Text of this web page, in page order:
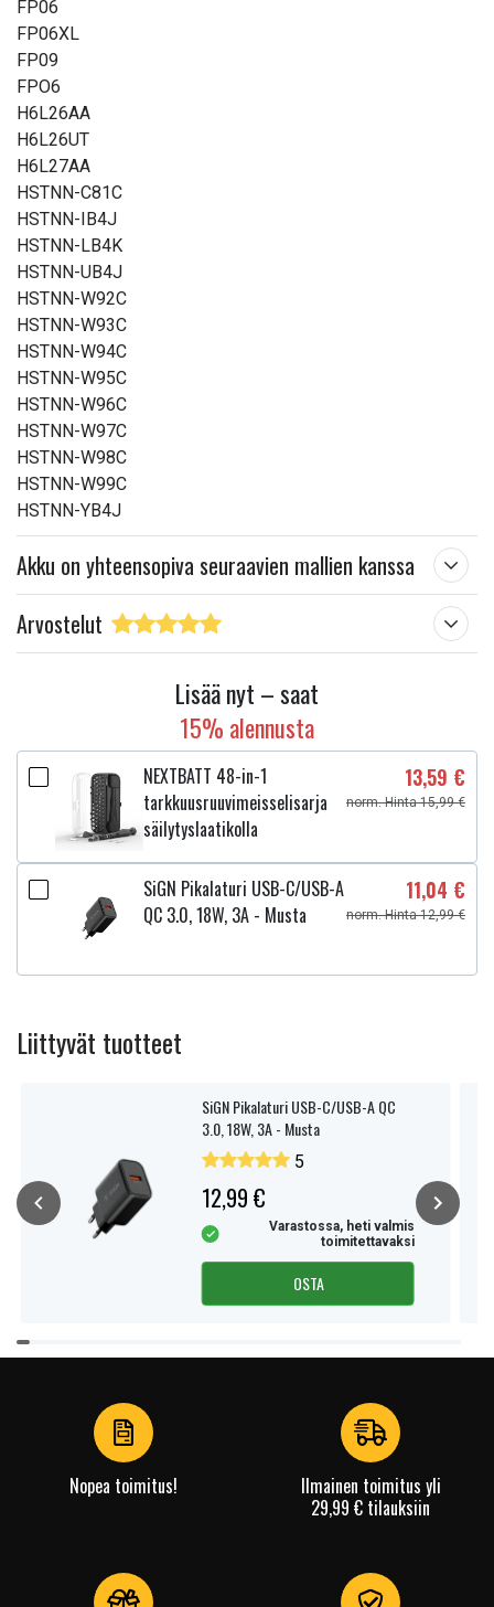
FP06
FP06XL
FP09
FPO6
H6L26AA
H6L26UT
H6L27AA
HSTNN-C81C
HSTNN-IB4J
HSTNN-LB4K
HSTNN-UB4J
HSTNN-W92C
HSTNN-W93C
HSTNN-W94C
HSTNN-W95C
HSTNN-W96C
HSTNN-W97C
HSTNN-W98C
HSTNN-W99C
HSTNN-YB4J
Akku on yhteensopiva seuraavien mallien kanssa
Arvostelut
Lisää nyt – saat
15% alennusta
NEXTBATT 48-in-1
tarkkuusruuvimeisselisarja
säilytyslaatikolla
13,59 €
norm. Hinta 15,99 €
SiGN Pikalaturi USB-C/USB-A
QC 3.0, 18W, 3A - Musta
11,04 €
norm. Hinta 12,99 €
Liittyvät tuotteet
SiGN Pikalaturi USB-C/USB-A QC
3.0, 18W, 3A - Musta
5
12,99 €
Varastossa, heti valmis
toimitettavaksi
OSTA
Item
1
Nopea toimitus!
Ilmainen toimitus yli
29,99 € tilauksiin